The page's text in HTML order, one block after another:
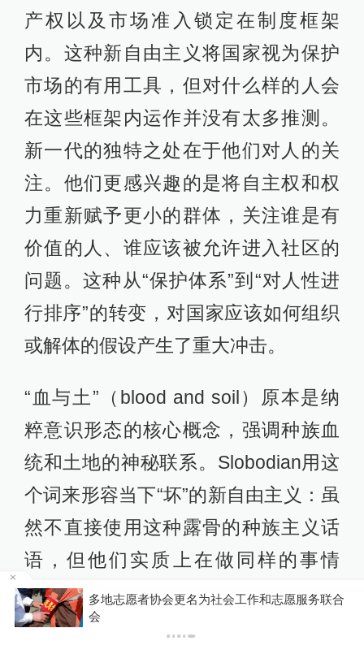
产权以及市场准入锁定在制度框架
内。这种新自由主义将国家视为保护
市场的有用工具，但对什么样的人会
在这些框架内运作并没有太多推测。
新一代的独特之处在于他们对人的关
注。他们更感兴趣的是将自主权和权
力重新赋予更小的群体，关注谁是有
价值的人、谁应该被允许进入社区的
问题。这种从“保护体系”到“对人性进
行排序”的转变，对国家应该如何组织
或解体的假设产生了重大冲击。
“血与土”（blood and soil）原本是纳
粹意识形态的核心概念，强调种族血
统和土地的神秘联系。Slobodian用这
个词来形容当下“坏”的新自由主义：虽
然不直接使用这种露骨的种族主义话
语，但他们实质上在做同样的事情
——只是用了现代科学的包
装：“血”——智商测试、遗传学、进化
你有权知道更多
下载澎湃新闻客户端